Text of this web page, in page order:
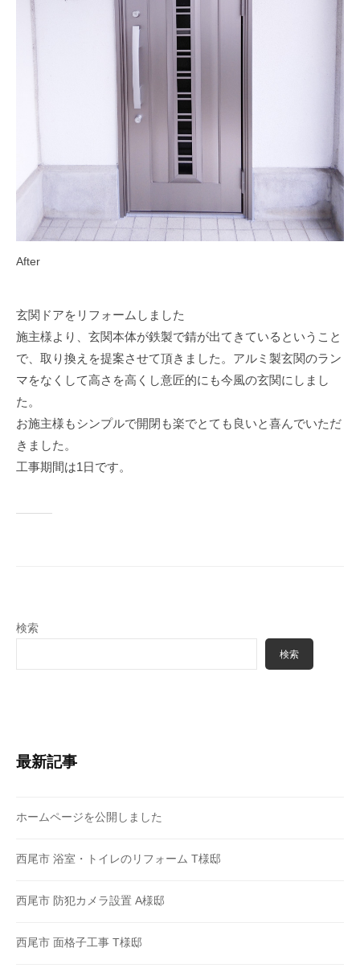
After
玄関ドアをリフォームしました
施主様より、玄関本体が鉄製で錆が出てきているということ
で、取り換えを提案させて頂きました。アルミ製玄関のラン
マをなくして高さを高くし意匠的にも今風の玄関にしまし
た。
お施主様もシンプルで開閉も楽でとても良いと喜んでいただ
きました。
工事期間は1日です。
検索
検索
最新記事
ホームページを公開しました
西尾市 浴室・トイレのリフォーム T様邸
西尾市 防犯カメラ設置 A様邸
西尾市 面格子工事 T様邸